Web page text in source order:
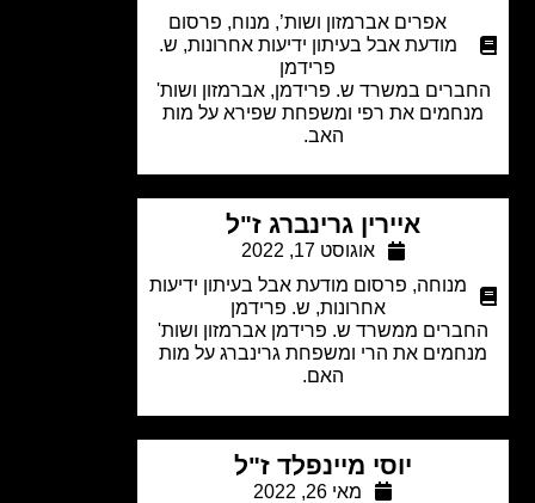
אפרים אברמזון ושות’,מנוח,פרסום
מודעת אבל בעיתון ידיעות אחרונות,ש.
במשרד ש. פרידמן, אברמזון ושות'
את רפי ומשפחת שפירא על מות
איירין גרינברג ז"ל
אוגוסט 17, 2022
מנוחה
פרסום מודעת אבל בעיתון ידיעות
אחרונות,ש. פרידמן
ממשרד ש. פרידמן אברמזון ושות'
את הרי ומשפחת גרינברג על מות
יוסי מיינפלד ז"ל
מאי 26, 2022